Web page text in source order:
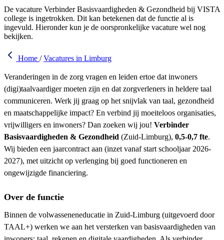
De vacature Verbinder Basisvaardigheden & Gezondheid bij VISTA
college is ingetrokken. Dit kan betekenen dat de functie al is
ingevuld. Hieronder kun je de oorspronkelijke vacature wel nog
bekijken.
Home / Vacatures in Limburg
Veranderingen in de zorg vragen en leiden ertoe dat inwoners
(digi)taalvaardiger moeten zijn en dat zorgverleners in heldere taal
communiceren. Werk jij graag op het snijvlak van taal, gezondheid
en maatschappelijke impact? En verbind jij moeiteloos organisaties,
vrijwilligers en inwoners? Dan zoeken wij jou! Verbinder
Basisvaardigheden & Gezondheid (Zuid-Limburg), 0,5-0,7 fte.
Wij bieden een jaarcontract aan (inzet vanaf start schooljaar 2026-
2027), met uitzicht op verlenging bij goed functioneren en
ongewijzigde financiering.
Over de functie
Binnen de volwasseneneducatie in Zuid-Limburg (uitgevoerd door
TAAL+) werken we aan het versterken van basisvaardigheden van